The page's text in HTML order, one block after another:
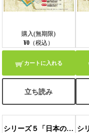
購入(無期限)
¥0 （税込）
カートに入れる
立ち読み
シリーズ５「日本の神社と神々」第三部「八幡・宗像・住吉神社信仰と海神の神」